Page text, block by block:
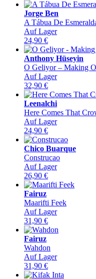
Jorge Ben
A Tábua De
Auf Lager
24,90 €
Anthony Hüseyin
O Geliyor – Making O
Auf Lager
32,90 €
Leenalchi
Here Comes That
Auf Lager
24,90 €
Chico Buarque
Construcao
Auf Lager
26,90 €
Fairuz
Maarifti Feek
Auf Lager
31,90 €
Fairuz
Wahdon
Auf Lager
31,90 €